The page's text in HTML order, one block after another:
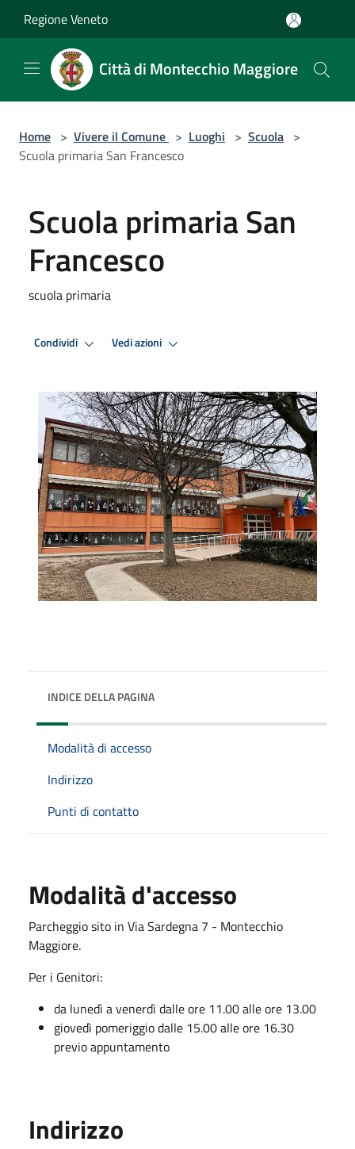
Regione Veneto
Città di Montecchio Maggiore
Home > Vivere il Comune > Luoghi > Scuola >
Scuola primaria San Francesco
Scuola primaria San
Francesco
scuola primaria
Condividi Vedi azioni
INDICE DELLA PAGINA
Modalità di accesso
Indirizzo
Punti di contatto
Modalità d'accesso
Parcheggio sito in Via Sardegna 7 - Montecchio
Maggiore.
Per i Genitori:
da lunedì a venerdì dalle ore 11.00 alle ore 13.00
giovedì pomeriggio dalle 15.00 alle ore 16.30
previo appuntamento
Indirizzo